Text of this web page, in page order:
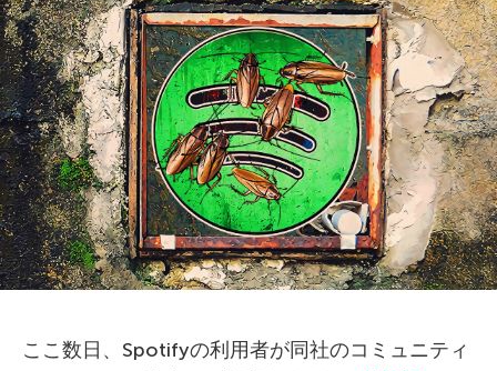
ここ数日、Spotifyの利用者が同社のコミュニティ